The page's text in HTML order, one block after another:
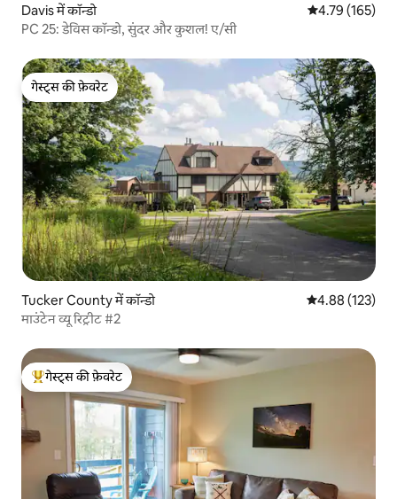
Davis में कॉन्डो औसत रेटिंग 5 में से
4.79 (165)
PC 25: डेविस कॉन्डो, सुंदर और कुशल! ए/सी
गेस्ट्स की फ़ेवरेट
गेस्ट्स की फ़ेवरेट
Tucker County में कॉन्डो औसत रेटिंग 5 में से
4.88 (123)
माउंटेन व्यू रिट्रीट #2
गेस्ट्स का टॉप फ़ेवरेट
गेस्ट्स की फ़ेवरेट